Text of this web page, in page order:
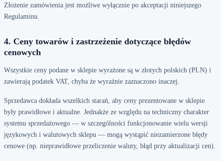
Złożenie zamówienia jest możliwe wyłącznie po akceptacji niniejszego
Regulaminu.
4. Ceny towarów i zastrzeżenie dotyczące błędów
cenowych
Wszystkie ceny podane w sklepie wyrażone są w złotych polskich (PLN) i
zawierają podatek VAT, chyba że wyraźnie zaznaczono inaczej.
Sprzedawca dokłada wszelkich starań, aby ceny prezentowane w sklepie
były prawidłowe i aktualne. Jednakże ze względu na techniczny charakter
systemu sprzedażowego — w szczególności funkcjonowanie wielu wersji
językowych i walutowych sklepu — mogą wystąpić niezamierzone błędy
cenowe (np. nieprawidłowe przeliczenie waluty, błąd przy aktualizacji cen).